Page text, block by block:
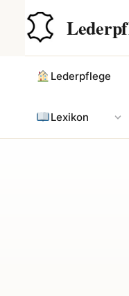
springen
Lederpflege
Lexikon
Hauptinhalt